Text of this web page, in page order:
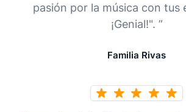
pasión por la música con tus
¡Genial!". ”
Familia Rivas